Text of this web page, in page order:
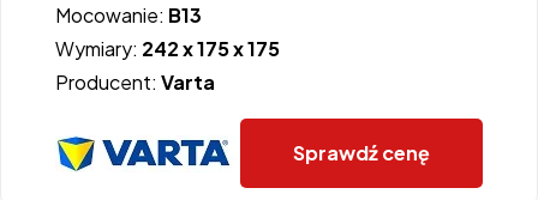
Mocowanie: B13
Wymiary: 242 x 175 x 175
Producent: Varta
Sprawdź cenę